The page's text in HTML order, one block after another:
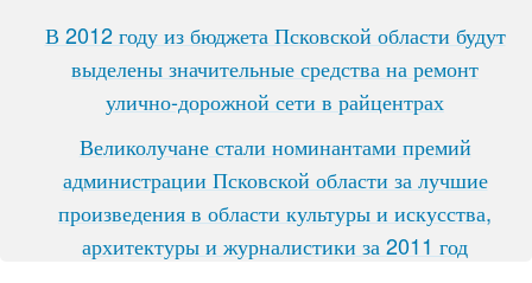
В 2012 году из бюджета Псковской области будут
выделены значительные средства на ремонт
улично-дорожной сети в райцентрах
Великолучане стали номинантами премий
администрации Псковской области за лучшие
произведения в области культуры и искусства,
архитектуры и журналистики за 2011 год